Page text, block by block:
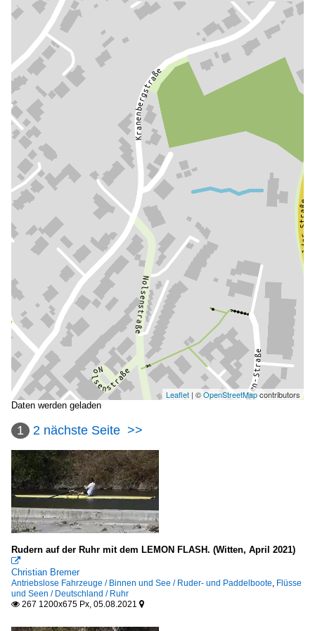
Leaflet | ©OpenStreetMapcontributors
Daten werden geladen
1 2 nächste Seite >>
Rudern auf der Ruhr mit dem LEMON FLASH. (Witten, April 2021)

Christian Bremer
Antriebslose Fahrzeuge / Binnen und See / Ruder- und Paddelboote Flüsse
und Seen / Deutschland / Ruhr
 267 1200x675 Px, 05.08.2021 